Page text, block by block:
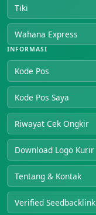
Tiki
Wahana Express
INFORMASI
Kode Pos
Kode Pos Saya
Riwayat Cek Ongkir
Download Logo Kurir
Tentang & Kontak
Verified Seedbacklink